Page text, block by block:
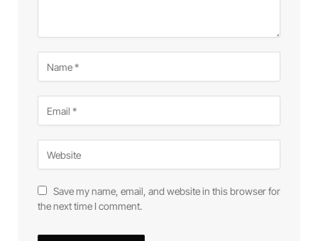
Save my name, email, and website in this browser for
the next time I comment.